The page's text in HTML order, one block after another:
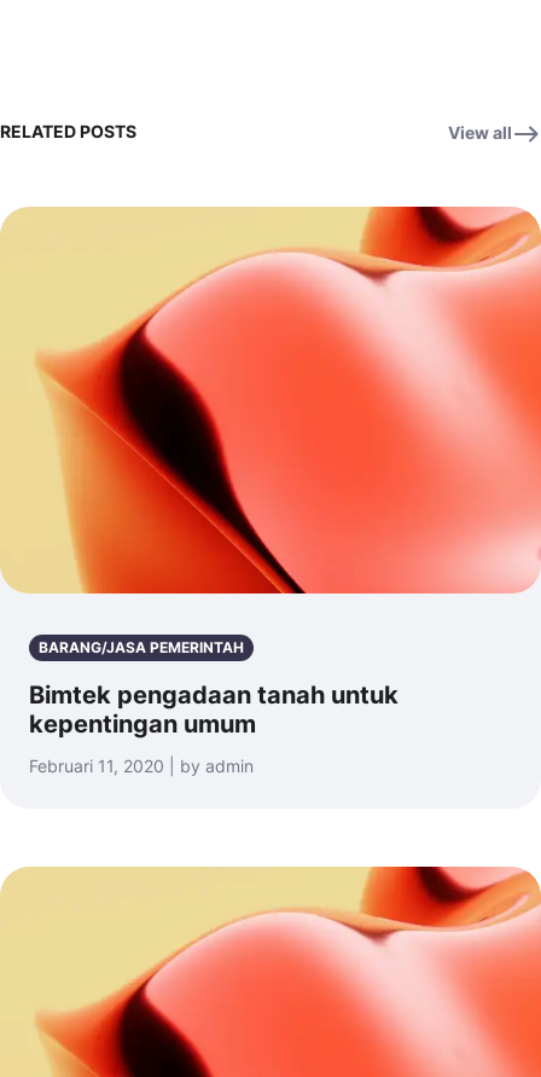
RELATED POSTS View all
BARANG/JASA PEMERINTAH
Bimtek pengadaan tanah untuk
kepentingan umum
Februari 11, 2020 | by admin